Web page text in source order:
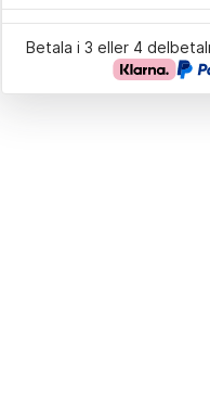
Betala i 3 eller 4